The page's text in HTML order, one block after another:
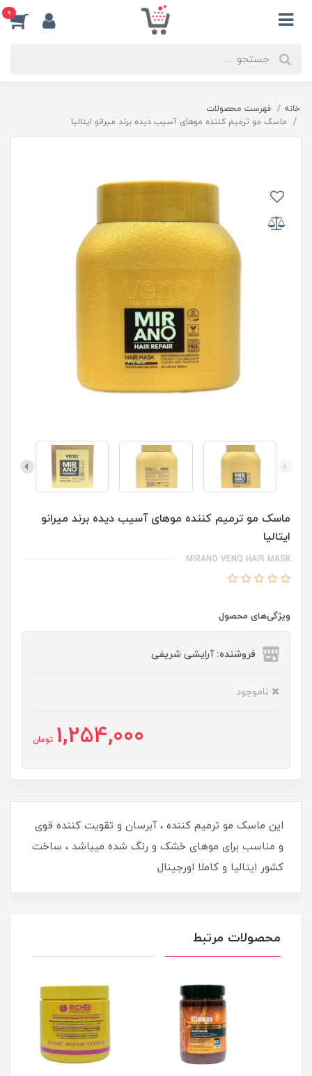
0
خانه
فهرست محصولات
ماسک مو ترمیم کننده موهای آسیب دیده برند میرانو ایتالیا
ماسک مو ترمیم کننده موهای آسیب دیده برند میرانو
ایتالیا
MIRANO VENQ HAIR MASK
ویژگی‌های محصول
فروشنده: آرایشی شریفی
ناموجود
1,254,000 تومان
این ماسک مو ترمیم کننده ، آبرسان و تقویت کننده قوی
و مناسب برای موهای خشک و رنگ شده میباشد ، ساخت
کشور ایتالیا و کاملا اورجینال
محصولات مرتبط